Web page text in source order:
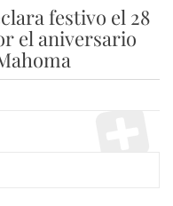
festivo el 28
el aniversario